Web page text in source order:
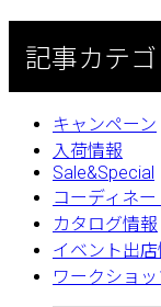
記事カテゴ
キャンペーン
入荷情報
Sale&Special
コーディネー
カタログ情報
イベント出
ワークショ